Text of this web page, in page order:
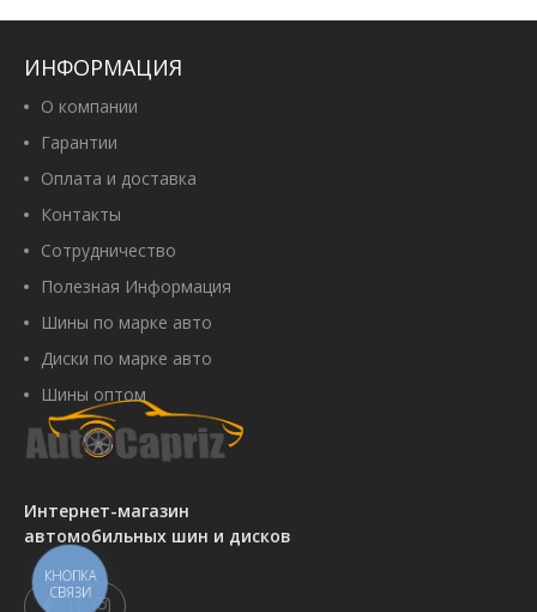
Интернет-магазин
автомобильных шин и дисков
ИНФОРМАЦИЯ
О компании
Гарантии
Оплата и доставка
Контакты
Сотрудничество
Полезная Информация
Шины по марке авто
Диски по марке авто
Шины оптом
КНОПКА
СВЯЗИ